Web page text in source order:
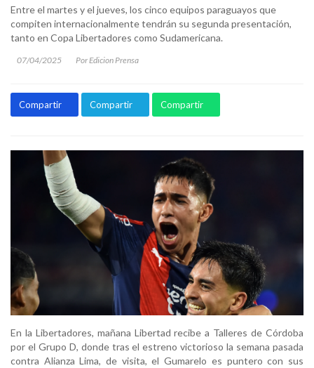
Entre el martes y el jueves, los cinco equipos paraguayos que
compiten internacionalmente tendrán su segunda presentación,
tanto en Copa Libertadores como Sudamericana.
07/04/2025 Por Edicion Prensa
Compartir Compartir Compartir
En la Libertadores, mañana Libertad recibe a Talleres de Córdoba
por el Grupo D, donde tras el estreno victorioso la semana pasada
contra Alianza Lima, de visita, el Gumarelo es puntero con sus